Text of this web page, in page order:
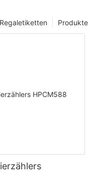
Produkte